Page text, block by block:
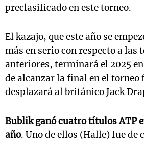
preclasificado en este torneo.
El kazajo, que este año se
más en serio con respecto a las
anteriores, terminará el 2025 en
de alcanzar la final en el torneo
desplazará al británico Jack
Bublik ganó cuatro títulos ATP
año. Uno de ellos (Halle) fue de